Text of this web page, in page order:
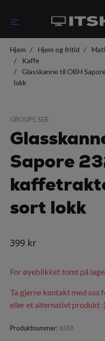
Hjem Hjem og fritid
Kaffe
Glasskanne til OBH
lokk
GROUPE SEB
Sapore
sort lokk
399 kr
For øyeblikket tomt på
Ta gjerne kontakt med oss
eller et alternativt produkt :)
Produktnummer: 6559